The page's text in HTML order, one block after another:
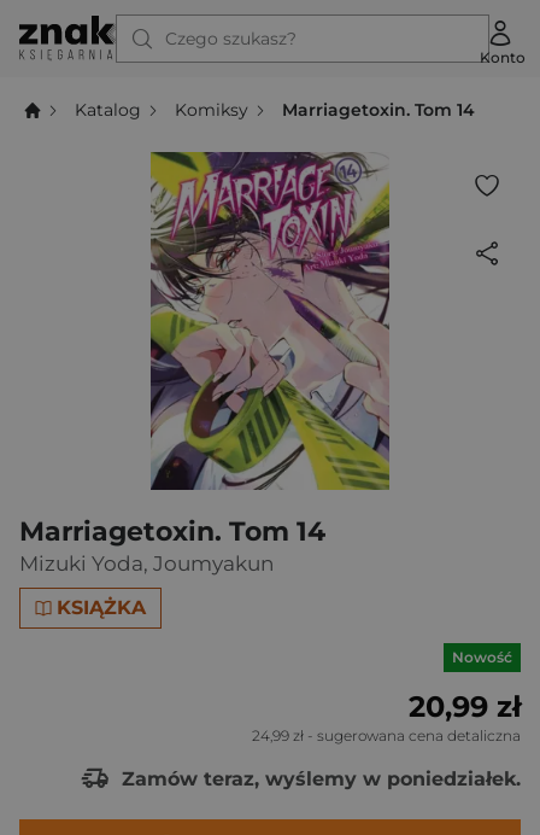
Czego szukasz?
Konto
Katalog Komiksy Marriagetoxin. Tom 14
Marriagetoxin. Tom 14
Mizuki Yoda, Joumyakun
KSIĄŻKA
Nowość
20,99 zł
24,99 zł - sugerowana cena detaliczna
Zamów teraz, wyślemy w poniedziałek.